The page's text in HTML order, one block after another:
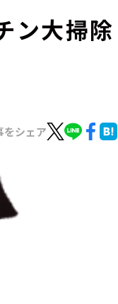
ン大掃除
をシェア